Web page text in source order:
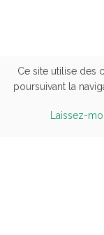
09 81 84
Ce site utilise des
poursuivant la
Laissez-